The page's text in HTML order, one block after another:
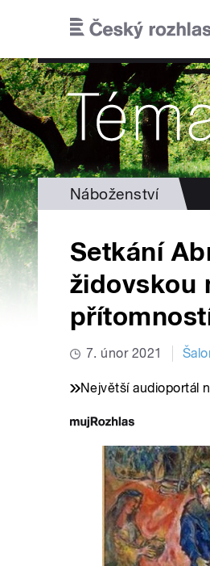
Náboženství
Setkání
židovskou
7. únor 2021
Největší audioportál